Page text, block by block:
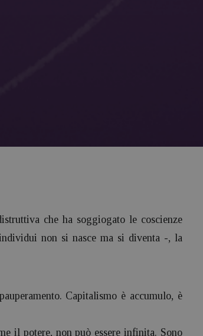
che ha soggiogato le coscienze
non si nasce ma si diventa -, la
Capitalismo è accumulo, è
il potere, non può essere infinita. Sono